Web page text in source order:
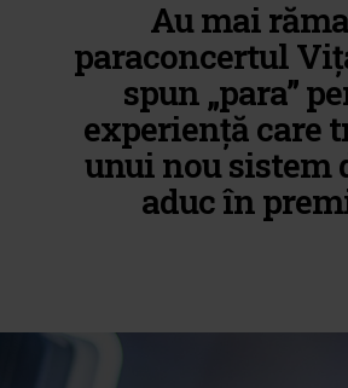
Au mai
paraconcertul
spun „para”
experiență care
unui nou sistem
aduc în